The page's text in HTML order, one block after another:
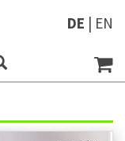
DE | EN